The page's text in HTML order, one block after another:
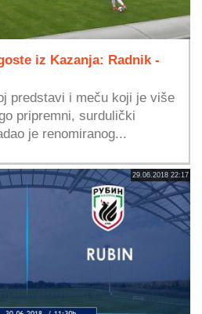
iz Kazanja: Radnik -
predstavi i meču koji je više
pripremni, surdulički
je renomiranog...
29.06.2018 22:17